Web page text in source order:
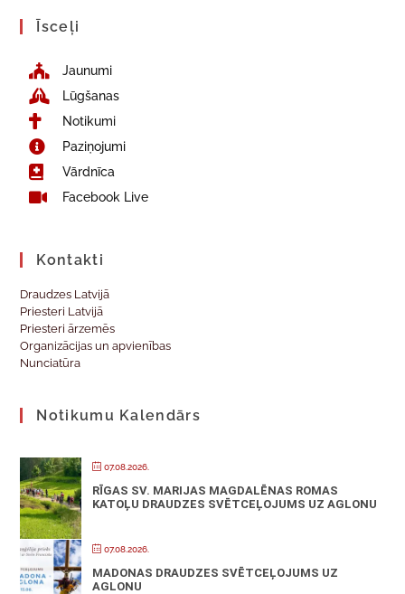
Īsceļi
Jaunumi
Lūgšanas
Notikumi
Paziņojumi
Vārdnīca
Facebook Live
Kontakti
Draudzes Latvijā
Priesteri Latvijā
Priesteri ārzemēs
Organizācijas un apvienības
Nunciatūra
Notikumu Kalendārs
07.08.2026.
RĪGAS SV. MARIJAS MAGDALĒNAS ROMAS
KATOĻU DRAUDZES SVĒTCEĻOJUMS UZ AGLONU
07.08.2026.
MADONAS DRAUDZES SVĒTCEĻOJUMS UZ
AGLONU